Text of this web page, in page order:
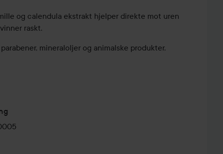
og calendula ekstrakt hjelper direkte mot uren
raskt.
mineraloljer og animalske produkter.